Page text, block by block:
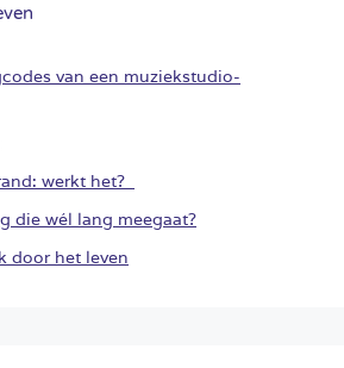
van een muziekstudio-
werkt het?
die wél lang meegaat?
door het leven